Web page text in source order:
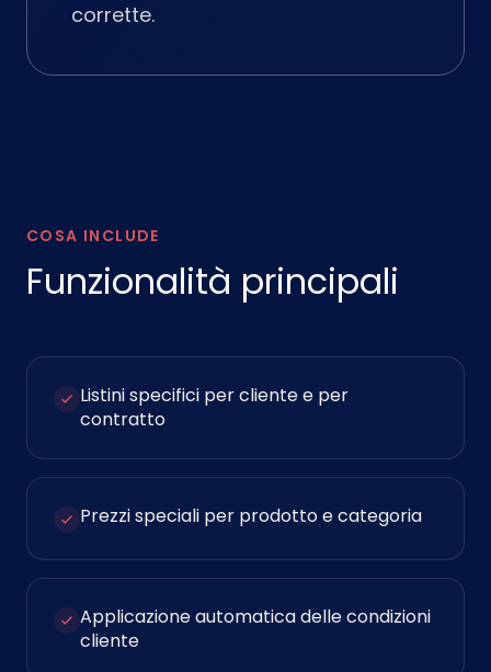
corrette.
COSA INCLUDE
Funzionalità principali
Listini specifici per cliente e per
contratto
Prezzi speciali per prodotto e categoria
Applicazione automatica delle condizioni
cliente